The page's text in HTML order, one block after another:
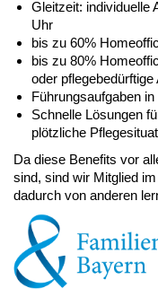
Gleitzeit: individuelle
Uhr
bis zu 60%
bis zu 80%
oder pflegebedürftige
Führungsaufgaben
Schnelle Lösungen
plötzliche
Da diese Benefits vor
sind, sind wir Mitglied im
dadurch von anderen